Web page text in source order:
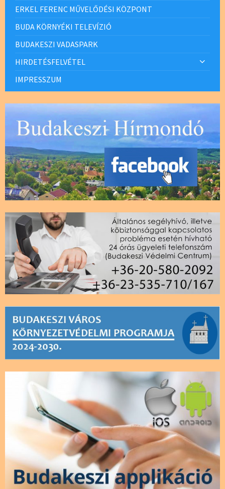
ERKEL FERENC MŰVELŐDÉSI KÖZPONT
BUDA KÖRNYÉKI TELEVÍZIÓ
BUDAKESZI VADASPARK
HIRDETÉSFELVÉTEL
IMPRESSZUM